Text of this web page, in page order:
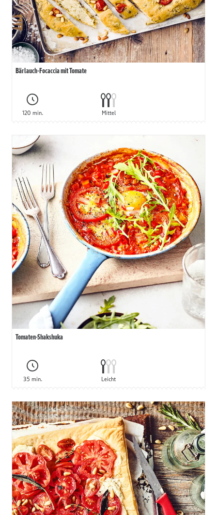
Bärlauch-Focaccia mit Tomate
120 min. Mittel
Tomaten-Shakshuka
35 min. Leicht